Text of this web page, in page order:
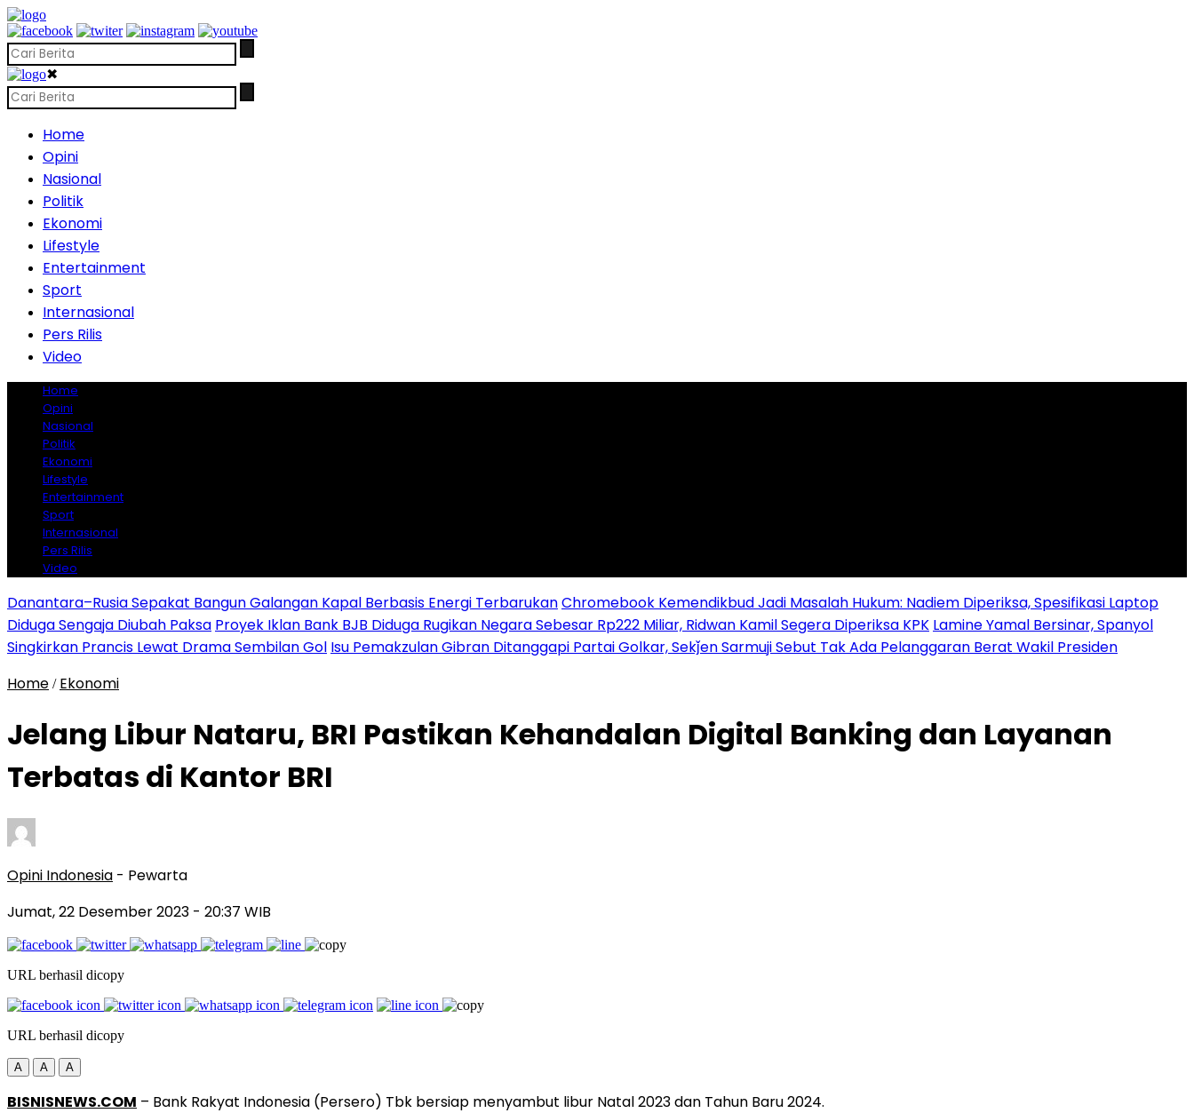
✖
Home
Opini
Nasional
Politik
Ekonomi
Lifestyle
Entertainment
Sport
Internasional
Pers Rilis
Video
Home
Opini
Nasional
Politik
Ekonomi
Lifestyle
Entertainment
Sport
Internasional
Pers Rilis
Video
Danantara–Rusia Sepakat Bangun Galangan Kapal Berbasis Energi TerbarukanChromebook Kemendikbud Jadi Masalah Hukum: Nadiem Diperiksa, Spesifikasi Laptop
Diduga Sengaja Diubah Paksa Proyek Iklan Bank BJB Diduga Rugikan Negara Sebesar Rp222 Miliar, Ridwan Kamil Segera Diperiksa KPK Lamine Yamal Bersinar, Spanyol
Singkirkan Prancis Lewat Drama Sembilan Gol Isu Pemakzulan Gibran Ditanggapi Partai Golkar, Sekǰen Sarmuji Sebut Tak Ada Pelanggaran Berat Wakil Presiden
Home / Ekonomi
Jelang Libur Nataru, BRI Pastikan Kehandalan Digital Banking dan Layanan
Terbatas di Kantor BRI
Opini Indonesia - Pewarta
Jumat, 22 Desember 2023 - 20:37 WIB
URL berhasil dicopy
URL berhasil dicopy
A A A
BISNISNEWS.COM – Bank Rakyat Indonesia (Persero) Tbk bersiap menyambut libur Natal 2023 dan Tahun Baru 2024.